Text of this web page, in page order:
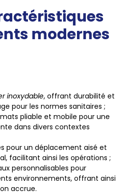
modernes
inoxydable, offrant durabilité et
pour les normes sanitaires ;
pliable et mobile pour une
dans divers contextes
pour un déplacement aisé et
facilitant ainsi les opérations ;
personnalisables pour
environnements, offrant ainsi
accrue.